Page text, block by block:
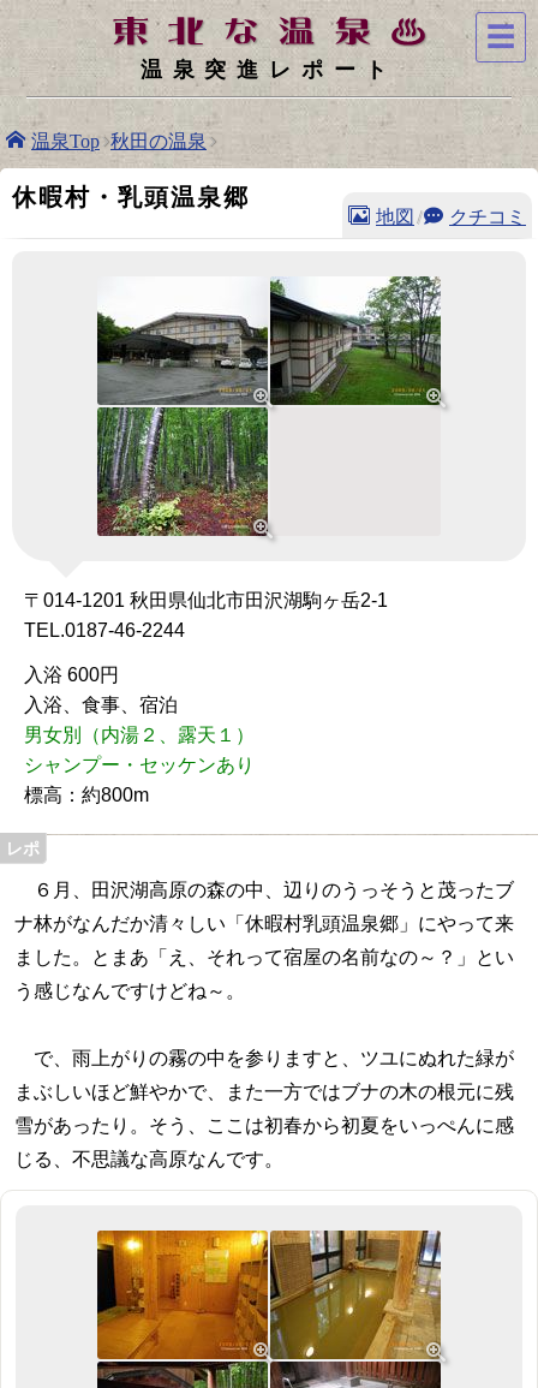
温泉突進レポート
温泉Top 秋田の温泉
休暇村・乳頭温泉郷
地図 / クチコミ
〒014-1201 秋田県仙北市田沢湖駒ヶ岳2-1
TEL.0187-46-2244
入浴 600円
入浴、食事、宿泊
男女別（内湯２、露天１）
シャンプー・セッケンあり
標高：約800m
６月、田沢湖高原の森の中、辺りのうっそうと茂ったブ
ナ林がなんだか清々しい「休暇村乳頭温泉郷」にやって来
ました。とまあ「え、それって宿屋の名前なの～？」とい
う感じなんですけどね～。
で、雨上がりの霧の中を参りますと、ツユにぬれた緑が
まぶしいほど鮮やかで、また一方ではブナの木の根元に残
雪があったり。そう、ここは初春から初夏をいっぺんに感
じる、不思議な高原なんです。
☰